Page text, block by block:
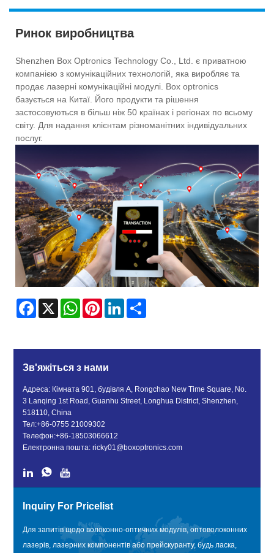
Ринок виробництва
Shenzhen Box Optronics Technology Co., Ltd. є приватною
компанією з комунікаційних технологій, яка виробляє та
продає лазерні комунікаційні модулі. Box optronics
базується на Китаї. Його продукти та рішення
застосовуються в більш ніж 50 країнах і регіонах по всьому
світу. Для надання клієнтам різноманітних індивідуальних
послуг.
Facebook
X WhatsAppPinterestLinkedIn
Зв'яжіться з нами
Адреса: Кімната 901, будівля A, Rongchao New Time Square, No.
3 Lanqing 1st Road, Guanhu Street, Longhua District, Shenzhen,
518110, China
Тел:+86-0755 21009302
Телефон:+86-18503066612
Електронна пошта:ricky01@boxoptronics.com
Inquiry For Pricelist
Для запитів щодо волоконно-оптичних модулів, оптоволоконних
лазерів, лазерних компонентів або прейскуранту, будь ласка,